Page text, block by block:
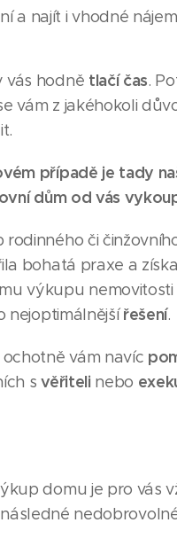
a najít i vhodné
vás hodně tlačí čas.
vám z jakéhokoli
případě je tady
dům od vás
či
bohatá praxe a
výkupu
nejoptimálnějšířešení.
ochotně vám navíc
svěřiteli nebo
domu je pro vás
následné